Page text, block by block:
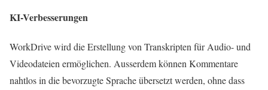
KI-Verbesserungen
WorkDrive wird die Erstellung von Transkripten für Audio- und
Videodateien ermöglichen. Ausserdem können Kommentare
nahtlos in die bevorzugte Sprache übersetzt werden, ohne dass